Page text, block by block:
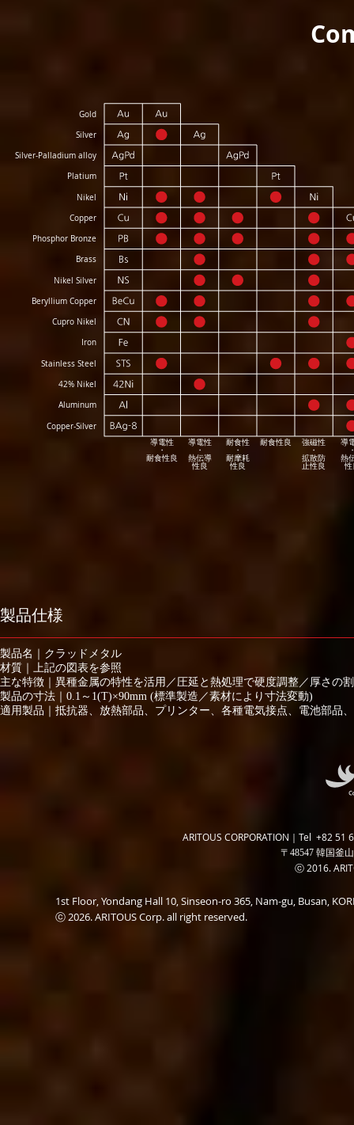
Gold
Copper-Silver
Silver
Silver-Palladium alloy
Platium
Nikel
Copper
Phosphor Bronze
Brass
Nikel Silver
Beryllium Copper
Cupro Nikel
Iron
Stainless Steel
42% Nikel
Aluminum
導電性
・
耐食性良
導電性
・
熱伝導
性良
耐食性
・
耐摩耗
性良
耐食性良
強磁性
・
拡散防
止性良
導
熱
性
製品仕様
製品名｜クラッドメタル
材質｜上記の図表を参照
主な特徴｜異種金属の特性を活用／圧延と熱処理で硬度調整／厚さの
製品の寸法｜0.1～1(T)×90mm (標準製造／素材により寸法変動)
適用製品｜抵抗器、放熱部品、プリンター、各種電気接点、電池部品
ARITOUS CORPORATION｜Tel +82
〒48547 韓国釜
ⓒ 2016.
1st Floor, Yondang Hall 10, Sinseon-ro 365, Nam-gu, Busan,
ⓒ 2026. ARITOUS Corp. all right reserved.